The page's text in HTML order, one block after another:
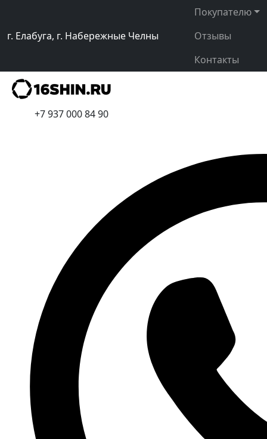
г. Елабуга, г. Набережные Челны
Покупателю
Отзывы
Контакты
+7 937 000 84 90